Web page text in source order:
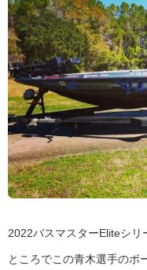
2022バスマスターEliteシリ
ところでこの青木選手のボ